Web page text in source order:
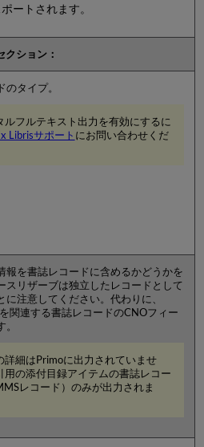
ートされます。
クション：
タイプ。
ルフルテキスト出力を有効にするに
Librisサポート にお問い合わせくだ
報を書誌レコードに含めるかどうかを
スリザーブは独立したレコードとして
に注意してください。代わりに、
関連する書誌レコードのCNOフィー
詳細はPrimoに出力されていませ
用の添付目録アイテムの書誌レコー
レコード）のみが出力されま